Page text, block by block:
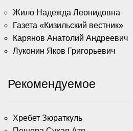
Жило Надежда Леонидовна
Газета «Кизильский вестник»
Карянов Анатолий Андреевич
Луконин Яков Григорьевич
Рекомендуемое
Хребет Зюраткуль